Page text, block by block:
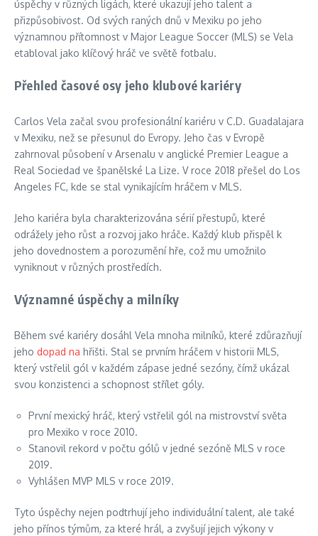
úspěchy v různých ligách, které ukazují jeho talent a
přizpůsobivost. Od svých raných dnů v Mexiku po jeho
významnou přítomnost v Major League Soccer (MLS) se Vela
etabloval jako klíčový hráč ve světě fotbalu.
Přehled časové osy jeho klubové kariéry
Carlos Vela začal svou profesionální kariéru v C.D. Guadalajara
v Mexiku, než se přesunul do Evropy. Jeho čas v Evropě
zahrnoval působení v Arsenalu v anglické Premier League a
Real Sociedad ve španělské La Lize. V roce 2018 přešel do Los
Angeles FC, kde se stal vynikajícím hráčem v MLS.
Jeho kariéra byla charakterizována sérií přestupů, které
odrážely jeho růst a rozvoj jako hráče. Každý klub přispěl k
jeho dovednostem a porozumění hře, což mu umožnilo
vyniknout v různých prostředích.
Významné úspěchy a milníky
Během své kariéry dosáhl Vela mnoha milníků, které zdůrazňují
jeho dopad na hřišti. Stal se prvním hráčem v historii MLS,
který vstřelil gól v každém zápase jedné sezóny, čímž ukázal
svou konzistenci a schopnost střílet góly.
První mexický hráč, který vstřelil gól na mistrovství světa
pro Mexiko v roce 2010.
Stanovil rekord v počtu gólů v jedné sezóně MLS v roce
2019.
Vyhlášen MVP MLS v roce 2019.
Tyto úspěchy nejen podtrhují jeho individuální talent, ale také
jeho přínos týmům, za které hrál, a zvyšují jejich výkony v